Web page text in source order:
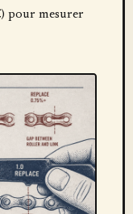
pour mesurer